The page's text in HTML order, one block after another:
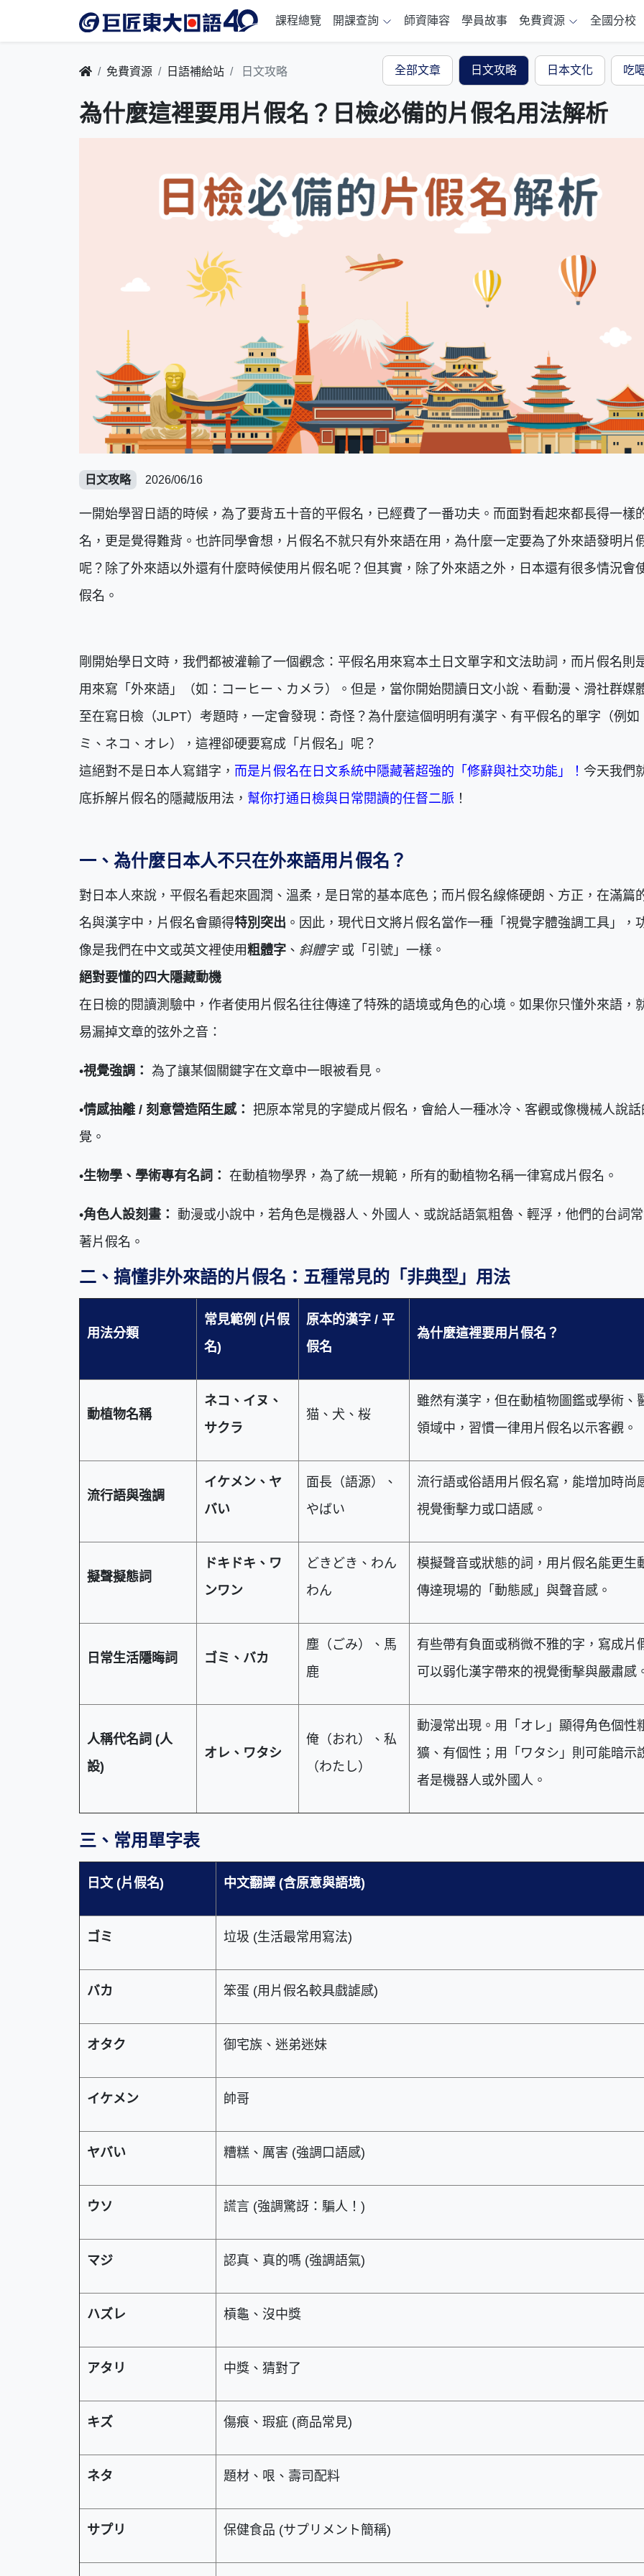
課程總覽 開課查詢 師資陣容 學員故事 免費資源 全國分校
免費資源 日語補給站 日文攻略 全部文章 日文攻略 日本文化 吃
為什麼這裡要用片假名？日檢必備的片假名用法解析
日文攻略 2026/06/16
一開始學習日語的時候，為了要背五十音的平假名，已經費了一番功夫。而面對看起來都長得一樣
名，更是覺得難背。也許同學會想，片假名不就只有外來語在用，為什麼一定要為了外來語發明片
呢？除了外來語以外還有什麼時候使用片假名呢？但其實，除了外來語之外，日本還有很多情況會
假名。
剛開始學日文時，我們都被灌輸了一個觀念：平假名用來寫本土日文單字和文法助詞，而片假名則
用來寫「外來語」（如：コーヒー、カメラ）。但是，當你開始閱讀日文小說、看動漫、滑社群媒
至在寫日檢（JLPT）考題時，一定會發現：奇怪？為什麼這個明明有漢字、有平假名的單字（例如
ミ、ネコ、オレ），這裡卻硬要寫成「片假名」呢？
這絕對不是日本人寫錯字， 而是片假名在日文系統中隱藏著超強的「修辭與社交功能」！ 今天我們
底拆解片假名的隱藏版用法， 幫你打通日檢與日常閱讀的任督二脈 ！
一、為什麼日本人不只在外來語用片假名？
對日本人來說，平假名看起來圓潤、溫柔，是日常的基本底色；而片假名線條硬朗、方正，在滿篇
名與漢字中，片假名會顯得特別突出 。因此，現代日文將片假名當作一種「視覺字體強調工具」，
像是我們在中文或英文裡使用粗體字 、 斜體字或「引號」一樣。
絕對要懂的四大隱藏動機
在日檢的閱讀測驗中，作者使用片假名往往傳達了特殊的語境或角色的心境。如果你只懂外來語，
易漏掉文章的弦外之音：
•視覺強調： 為了讓某個關鍵字在文章中一眼被看見。
•情感抽離 / 刻意營造陌生感： 把原本常見的字變成片假名，會給人一種冰冷、客觀或像機械人說話
覺。
•生物學、學術專有名詞： 在動植物學界，為了統一規範，所有的動植物名稱一律寫成片假名。
•角色人設刻畫： 動漫或小說中，若角色是機器人、外國人、或說話語氣粗魯、輕浮，他們的台詞
著片假名。
二、搞懂非外來語的片假名：五種常見的「非典型」用法
用法分類
常見範例 (片假
名)
原本的漢字 / 平
假名
為什麼這裡要用片假名？
動植物名稱
ネコ、イヌ、
サクラ
猫、犬、桜
雖然有漢字，但在動植物圖鑑或學術、
領域中，習慣一律用片假名以示客觀。
流行語與強調
イケメン、ヤ
バい
面長（語源）、
やばい
流行語或俗語用片假名寫，能增加時尚
視覺衝擊力或口語感。
擬聲擬態詞
ドキドキ、ワ
ンワン
どきどき、わん
わん
模擬聲音或狀態的詞，用片假名能更生
傳達現場的「動態感」與聲音感。
日常生活隱晦詞 ゴミ、バカ
塵（ごみ）、馬
鹿
有些帶有負面或稍微不雅的字，寫成片
可以弱化漢字帶來的視覺衝擊與嚴肅感
人稱代名詞 (人
設)
オレ、ワタシ
俺（おれ）、私
（わたし）
動漫常出現。用「オレ」顯得角色個性
獷、有個性；用「ワタシ」則可能暗示
者是機器人或外國人。
三、常用單字表
日文 (片假名) 中文翻譯 (含原意與語境)
ゴミ 垃圾 (生活最常用寫法)
バカ 笨蛋 (用片假名較具戲謔感)
オタク 御宅族、迷弟迷妹
イケメン 帥哥
ヤバい 糟糕、厲害 (強調口語感)
ウソ 謊言 (強調驚訝：騙人！)
マジ 認真、真的嗎 (強調語氣)
ハズレ 槓龜、沒中獎
アタリ 中獎、猜對了
キズ 傷痕、瑕疵 (商品常見)
ネタ 題材、哏、壽司配料
サプリ 保健食品 (サプリメント簡稱)